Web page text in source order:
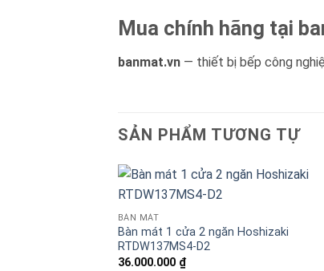
Mua chính hãng tại
banmat.vn — thiết bị bếp công
SẢN PHẨM TƯƠNG TỰ
BÀN MÁT
Bàn mát 1 cửa 2 ngăn Hoshizaki
RTDW137MS4-D2
36.000.000 ₫